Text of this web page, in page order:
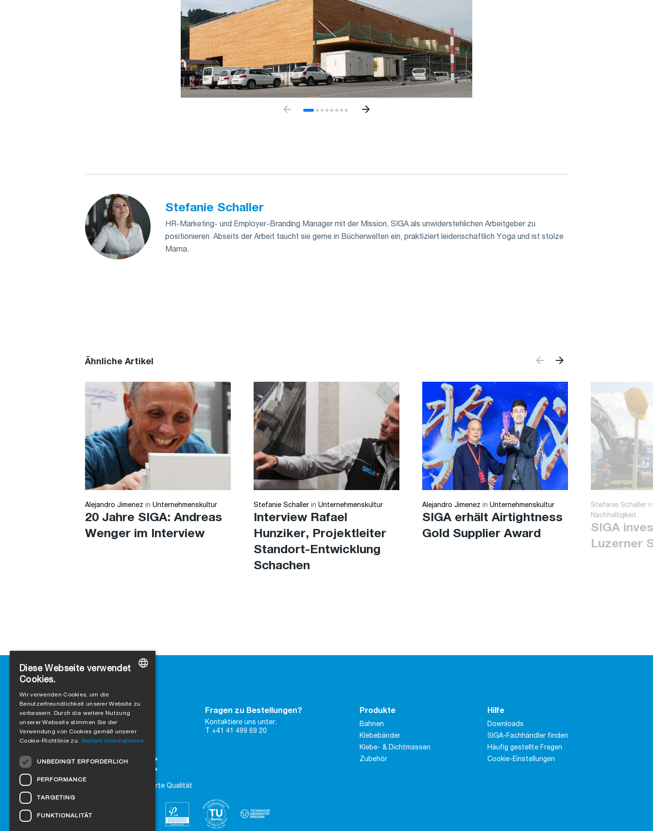
Stefanie Schaller
HR-Marketing- und Employer-Branding Manager mit der Mission, SIGA als unwiderstehlichen Arbeitgeber zu
positionieren. Abseits der Arbeit taucht sie gerne in Bücherwelten ein, praktiziert leidenschaftlich Yoga und ist stolze
Mama.
Ähnliche Artikel
Alejandro Jimenez in Unternehmenskultur
20 Jahre SIGA: Andreas
Wenger im Interview
Stefanie Schallerin Unternehmenskultur
Interview Rafael
Hunziker, Projektleiter
Standort-Entwicklung
Schachen
Alejandro Jimenez inUnternehmenskultur
SIGA erhält Airtightness
Gold Supplier Award
Stefanie Schaller
Nachhaltigkeit
SIGA
Luzerner
Kontakt
SIGA
Rütmattstrasse 7
CH-6017 Ruswil
zu Google Maps
Fragen zu Bestellungen?
Kontaktiere uns unter:
T +41 41 499 69 20
Produkte
Bahnen
Klebebänder
Klebe- & Dichtmassen
Zubehör
Hilfe
Downloads
SIGA-Fachhändler finden
Häufig gestellte Fragen
Cookie-Einstellungen
Vertraue auf zertifizierte Qualität
ENGLISH
FRENCH
Diese Webseite verwendet
Cookies.
Wir verwenden Cookies, um die
Benutzerfreundlichkeit unserer Website zu
verbessern. Durch die weitere Nutzung
unserer Webseite stimmen Sie der
Verwendung von Cookies gemäß unserer
Cookie-Richtlinie zu. Weitere Informationen
UNBEDINGT ERFORDERLICH
PERFORMANCE
TARGETING
FUNKTIONALITÄT